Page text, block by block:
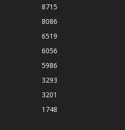
8715
8086
6519
6056
5986
3293
3201
1748